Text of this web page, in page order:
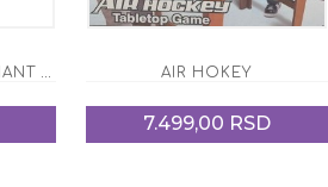
NINDZA KORNJACE GIANT FIGURA RAFAELO AIR HOKEY
7.499,00 RSD